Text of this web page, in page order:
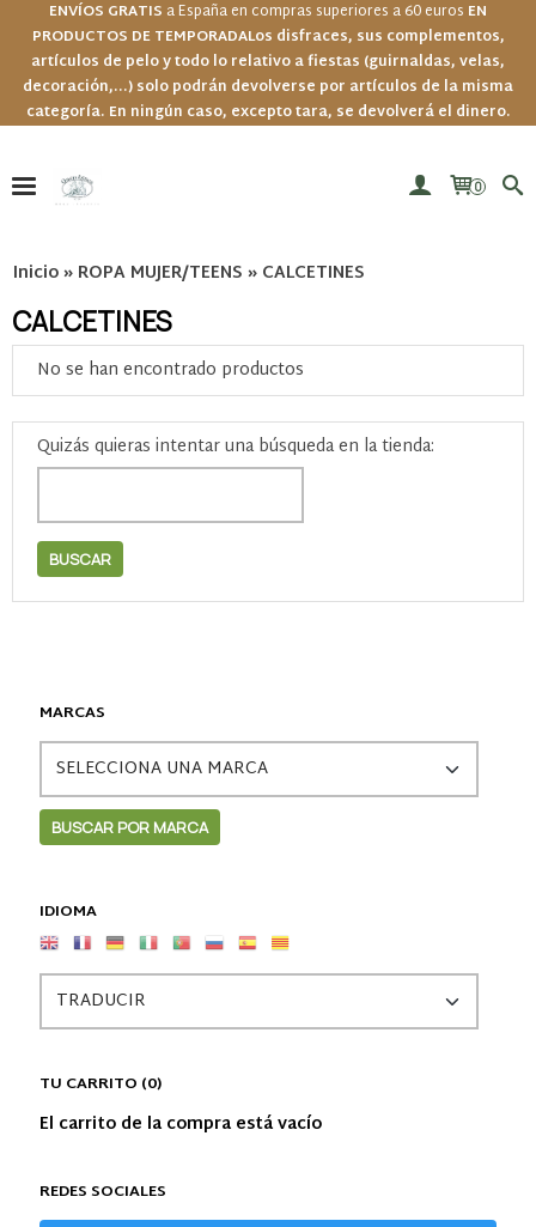
ENVÍOS GRATIS a España en compras superiores a 60 euros EN
PRODUCTOS DE TEMPORADALos disfraces, sus complementos,
artículos de pelo y todo lo relativo a fiestas (guirnaldas, velas,
decoración,...) solo podrán devolverse por artículos de la misma
categoría. En ningún caso, excepto tara, se devolverá el dinero.
0
MARCAS
IDIOMA
TU CARRITO (0)
El carrito de la compra está vacío
REDES SOCIALES
Inicio» ROPA MUJER/TEENS » CALCETINES
CALCETINES
No se han encontrado productos
Quizás quieras intentar una búsqueda en la tienda: